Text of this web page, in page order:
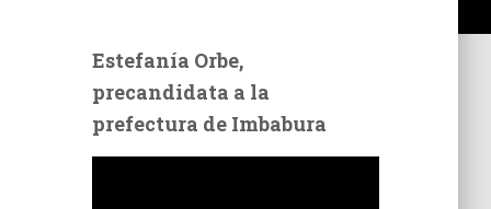
Estefanía Orbe,
precandidata a la
prefectura de Imbabura